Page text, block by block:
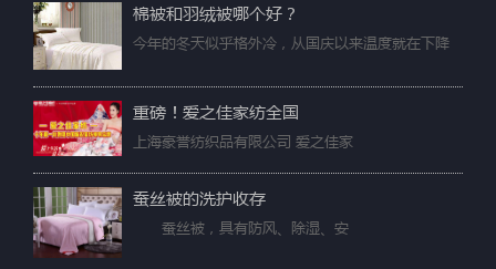
棉被和羽绒被哪个好？
今年的冬天似乎格外冷，从国庆以来温度就在下降
重磅！爱之佳家纺全国
上海豪誉纺织品有限公司 爱之佳家
蚕丝被的洗护收存
蚕丝被，具有防风、除湿、安